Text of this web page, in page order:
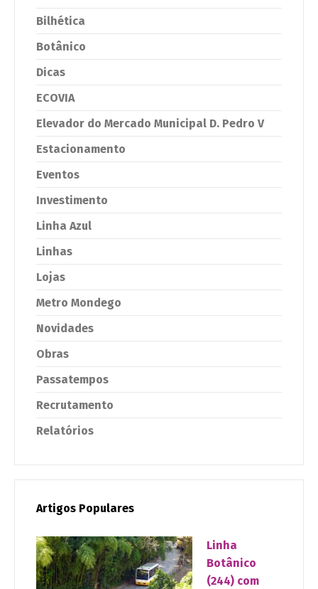
Bilhética
Botânico
Dicas
ECOVIA
Elevador do Mercado Municipal D. Pedro V
Estacionamento
Eventos
Investimento
Linha Azul
Linhas
Lojas
Metro Mondego
Novidades
Obras
Passatempos
Recrutamento
Relatórios
Artigos Populares
Linha
Botânico
(244) com